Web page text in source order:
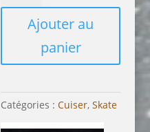
Blazer
Ajouter au
panier
Catégories :Cuiser,Skate